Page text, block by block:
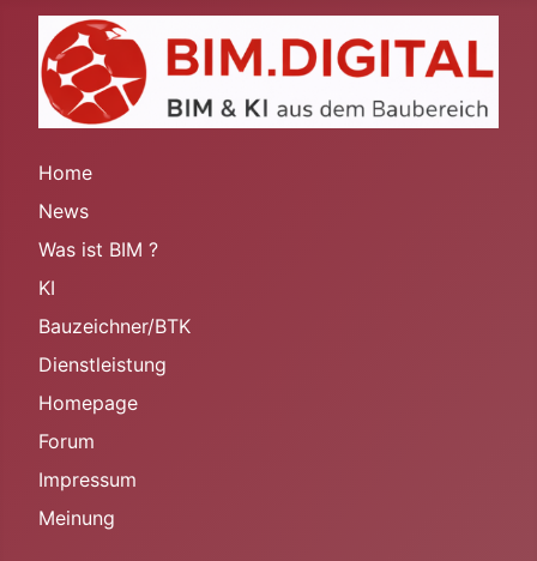
Home
News
Was ist BIM ?
KI
Bauzeichner/BTK
Dienstleistung
Homepage
Forum
Impressum
Meinung